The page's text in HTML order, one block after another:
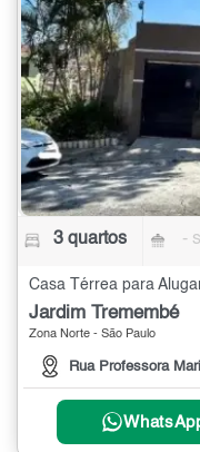
3 quartos -
Jardim Tremembé
Zona Norte - São Paulo
Rua Professora